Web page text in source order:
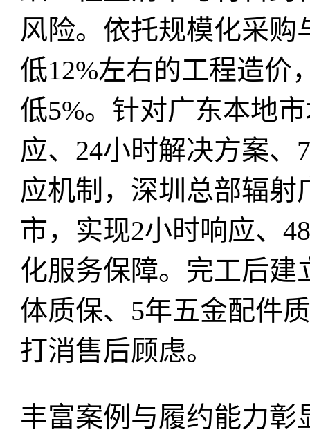
风险。依托规模化采
低12%左右的工程造价
低5%。针对广东本地
应、24小时解决方案、
应机制，深圳总部辐
市，实现2小时响应、
化服务保障。完工后建
体质保、5年五金配件
打消售后顾虑。
丰富案例与履约能力